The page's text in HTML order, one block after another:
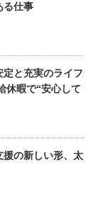
る仕事
と充実のライフ
休暇で“安心して
の新しい形、太